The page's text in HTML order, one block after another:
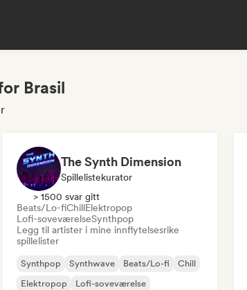
Brasil
The Synth Dimension
Spillelistekurator
> 1500 svar gitt
Beats/Lo-fiChillElektropop
Lofi-soveværelseSynthpop
Legg til artister i mine innflytelsesrike
spillelister
Synthpop Synthwave Beats/Lo-fi
Chill
Elektropop
Lofi-soveværelse